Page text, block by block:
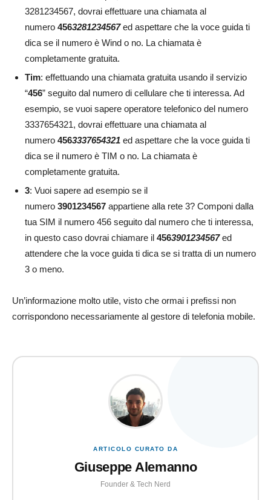
3281234567, dovrai effettuare una chiamata al
numero 4563281234567 ed aspettare che la voce guida ti
dica se il numero è Wind o no. La chiamata è
completamente gratuita.
Tim: effettuando una chiamata gratuita usando il servizio
“456” seguito dal numero di cellulare che ti interessa. Ad
esempio, se vuoi sapere operatore telefonico del numero
3337654321, dovrai effettuare una chiamata al
numero 4563337654321 ed aspettare che la voce guida ti
dica se il numero è TIM o no. La chiamata è
completamente gratuita.
3: Vuoi sapere ad esempio se il
numero 3901234567 appartiene alla rete 3? Componi dalla
tua SIM il numero 456 seguito dal numero che ti interessa,
in questo caso dovrai chiamare il 4563901234567ed
attendere che la voce guida ti dica se si tratta di un numero
3 o meno.
Un’informazione molto utile, visto che ormai i prefissi non
corrispondono necessariamente al gestore di telefonia mobile.
ARTICOLO CURATO DA
Giuseppe Alemanno
Founder & Tech Nerd